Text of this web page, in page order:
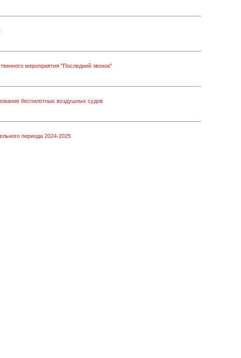
мероприятия "Последний звонок"
беспилотных воздушных судов
периода 2024-2025